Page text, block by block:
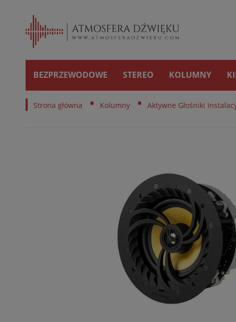
BEZPRZEWODOWE STEREO KOLUMNY
Strona główna • Kolumny • Aktywne Głośniki